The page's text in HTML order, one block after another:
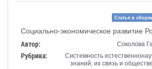
Статья в
Социально-экономическое развитие
Автор: Соколова
Рубрика:
Системность
знаний, их связь и